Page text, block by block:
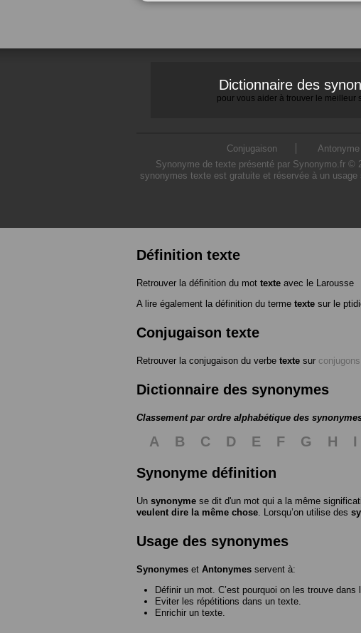
Dictionnaire des
pour vous aider à trouver le meilleur
Conjugaison Antonyme
Synonyme de texte présenté par Synonymo.fr ©
synonymes texte est gratuite et réservée à un
Définition texte
Retrouver la définition du mot texte avec le Larousse
A lire également la définition du terme texte sur le
Conjugaison texte
Retrouver la conjugaison du verbe texte sur
Dictionnaire des synonymes
Classement par ordre alphabétique des
A B C D E F G H I
Synonyme définition
Un synonyme se dit d'un mot qui a la même
veulent dire la même chose. Lorsqu’on utilise des
Usage des synonymes
Synonymes et Antonymes servent à:
Définir un mot. C’est pourquoi on les trouve dans
Eviter les répétitions dans un texte.
Enrichir un texte.